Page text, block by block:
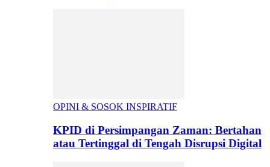
OPINI & SOSOK INSPIRATIF
KPID di Persimpangan Zaman: Bertahan
atau Tertinggal di Tengah Disrupsi Digital